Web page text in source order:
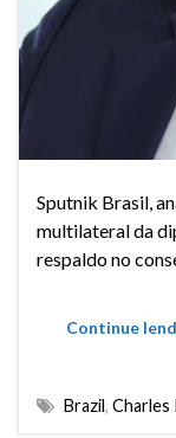
Sputnik Brasil,
multilateral da
respaldo no
Continue
Brazil,